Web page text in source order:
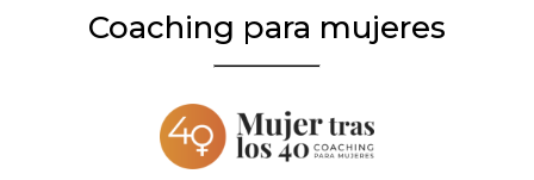
Coaching para mujeres